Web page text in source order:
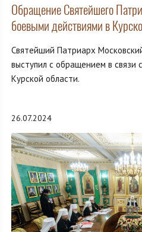
Обращение Святейшего
боевыми действиями в
Святейший Патриарх
выступил с обращением в связи
Курской области.
26.07.2024